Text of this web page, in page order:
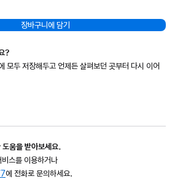
장바구니에 담기
?
모두 저장해두고 언제든 살펴보던 곳부터 다시 이어
움을 받아보세요.
비스를 이용하거나
에 전화로 문의하세요.